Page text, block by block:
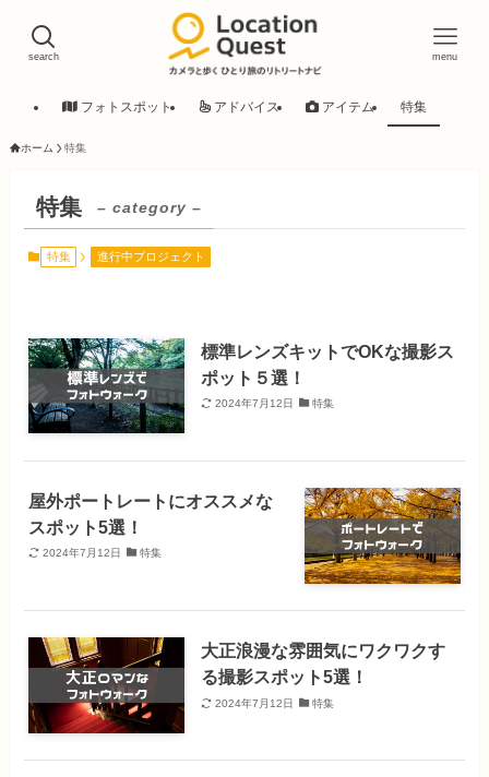
search menu
フォトスポット アドバイス アイテム 特集
ホーム 特集
特集 – category –
特集 進行中プロジェクト
標準レンズキットでOKな撮影ス
ポット５選！
2024年7月12日 特集
屋外ポートレートにオススメな
スポット5選！
2024年7月12日 特集
大正浪漫な雰囲気にワクワクす
る撮影スポット5選！
2024年7月12日 特集